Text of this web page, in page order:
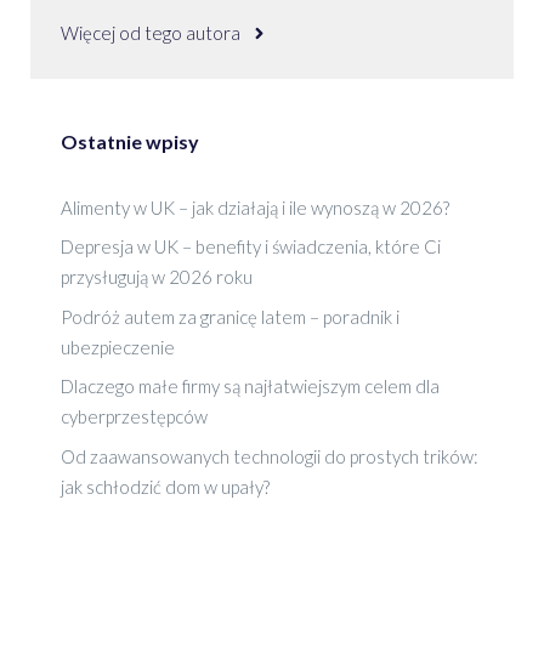
Więcej od tego autora
Ostatnie wpisy
Alimenty w UK – jak działają i ile wynoszą w 2026?
Depresja w UK – benefity i świadczenia, które Ci
przysługują w 2026 roku
Podróż autem za granicę latem – poradnik i
ubezpieczenie
Dlaczego małe firmy są najłatwiejszym celem dla
cyberprzestępców
Od zaawansowanych technologii do prostych trików:
jak schłodzić dom w upały?